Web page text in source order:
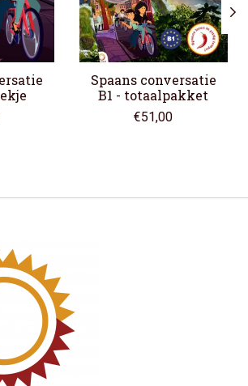
Spaans conversatie
B1 - totaalpakket
€51,00